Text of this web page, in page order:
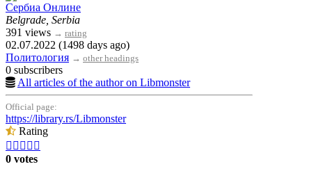
Сербиа Онлине
Belgrade, Serbia
391 views → rating
02.07.2022 (1498 days ago)
Политология → other headings
0 subscribers
All articles of the author on Libmonster
Official page:
https://library.rs/Libmonster
Rating
    
0 votes